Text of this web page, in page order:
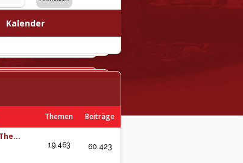
Kalender
Themen Beiträge
19.463 60.423